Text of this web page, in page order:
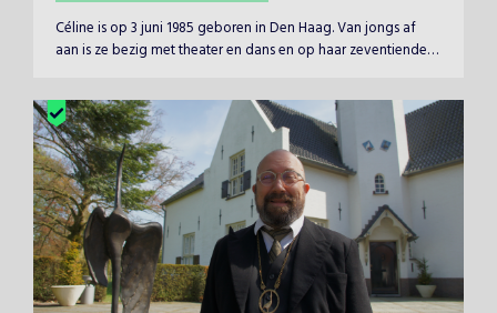
Céline is op 3 juni 1985 geboren in Den Haag. Van jongs af
aan is ze bezig met theater en dans en op haar zeventiende
talentenjacht van V8 wint en wordt gekozen tot nieuw
presentatietalent, mag zij ‘Megafestatie tv’ presenteren. Dan
begint het balletje te rollen…